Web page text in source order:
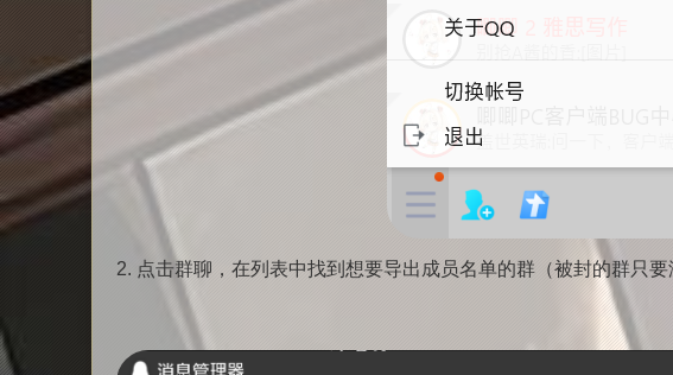
2. 点击群聊，在列表中找到想要导出成员名单的群（被封的群只